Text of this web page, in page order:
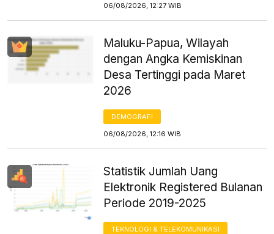
06/08/2026, 12:27 WIB
Maluku-Papua, Wilayah
dengan Angka Kemiskinan
Desa Tertinggi pada Maret
2026
DEMOGRAFI
06/08/2026, 12:16 WIB
Statistik Jumlah Uang
Elektronik Registered Bulanan
Periode 2019-2025
TEKNOLOGI & TELEKOMUNIKASI